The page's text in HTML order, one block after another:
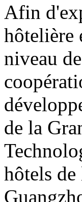
Afin
hôtelière
niveau
de la
hôtels